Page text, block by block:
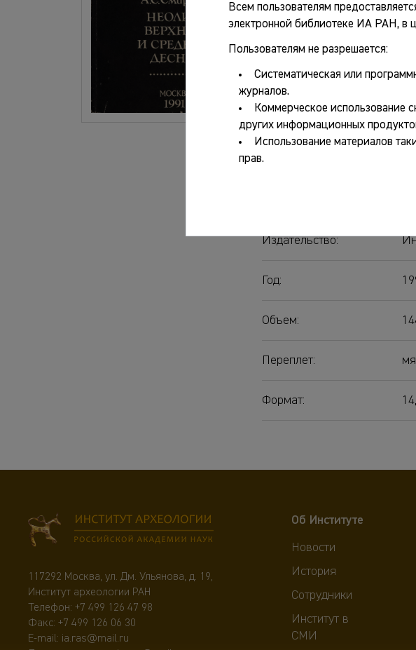
открыть PDF
Основные
Авторы:
Название:
Издательство:
Год:
Объем:
Переплет:
Формат:
117292 Москва, ул. Дм. Ульянова, д. 19,
Институт археологии РАН
Телефон: +7 499 126 47 98
Факс: +7 499 126 06 30
E-mail: ia.ras@mail.ru
Об Институте
Новости
История
Сотрудники
Институт в
СМИ
Всем пользователям
электронной библиотеке ИА РАН, в
Пользователям не разрешается:
Систематическая или
журналов.
Коммерческое использование
других информационных
Использование материалов
прав.